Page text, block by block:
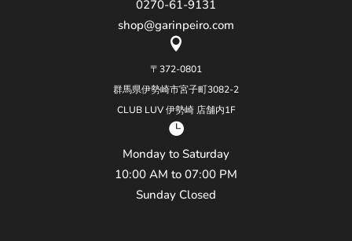
0270-61-9131
shop@garinpeiro.com

〒372-0801
群馬県伊勢崎市宮子町3082-2
CLUB LUV 伊勢崎 店舗内1F

Monday to Saturday
10:00 AM to 07:00 PM
Sunday Closed